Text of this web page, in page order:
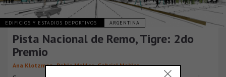
EDIFICIOS Y ESTADIOS DEPORTIVOS ARGENTINA
Pista Nacional de Remo, Tigre: 2do
Premio
Ana Klotzman,Pablo Makler,Gabriel Makler